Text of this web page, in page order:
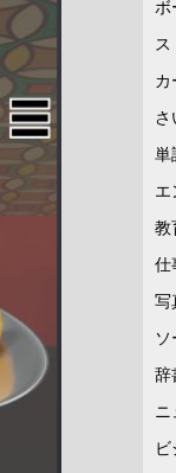
ボ
カ
さ
単
エ
教
仕
写
辞
ニ
ビ